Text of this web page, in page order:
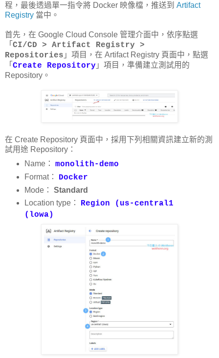
程，最後透過單一指令將 Docker 映像檔，推送到 Artifact
Registry 當中。
首先，在 Google Cloud Console 管理介面中，依序點選
「 CI/CD > Artifact Registry >
Repositories 」項目，在 Artifact Registry 頁面中，點選
「 Create Repository 」項目，準備建立測試用的
Repository。
在 Create Repository 頁面中，採用下列相關資訊建立新的測
試用途 Repository：
Name： monolith-demo
Format： Docker
Mode：
Standard
Location type： Region (us-central1
(lowa)